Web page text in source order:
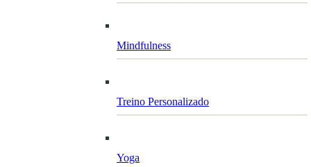
Mindfulness
Treino Personalizado
Yoga